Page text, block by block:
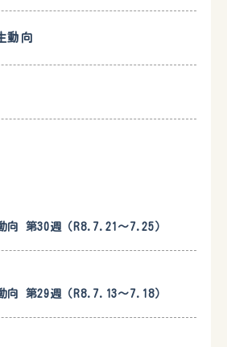
動向
向 第30週（R8.7.21〜7.25）
向 第29週（R8.7.13〜7.18）